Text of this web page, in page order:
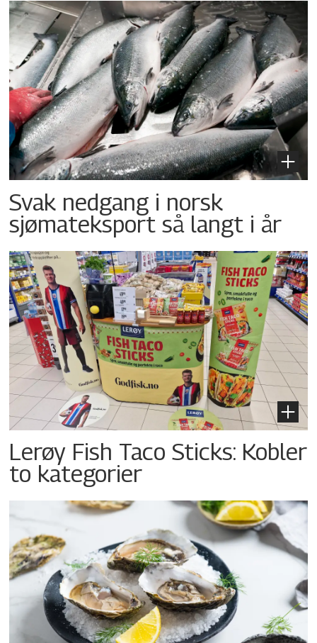
Svak nedgang i norsk
sjømateksport så langt i år
Lerøy Fish Taco Sticks: Kobler
to kategorier